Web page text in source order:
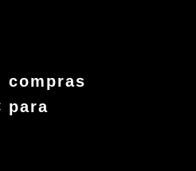
compras
para